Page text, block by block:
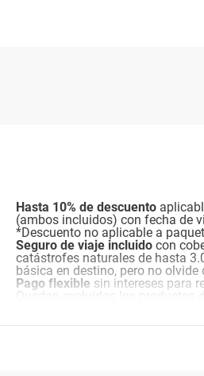
Hasta 10% de descuento
(ambos incluidos) con fecha de
*Descuento no aplicable a
Seguro de viaje incluido con
catástrofes naturales de hasta
básica en destino, pero no
Pago flexible sin intereses para
Quedan excluidos los productos